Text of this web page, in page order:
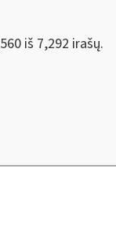
iš 7,292 irašų.